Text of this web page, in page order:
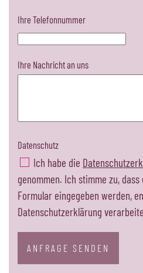
Ihre Telefonnummer
Ihre Nachricht an uns
Datenschutz
Ich habe die
genommen. Ich stimme zu,
Formular eingegeben werden,
Datenschutzerklärung
ANFRAGE SENDEN